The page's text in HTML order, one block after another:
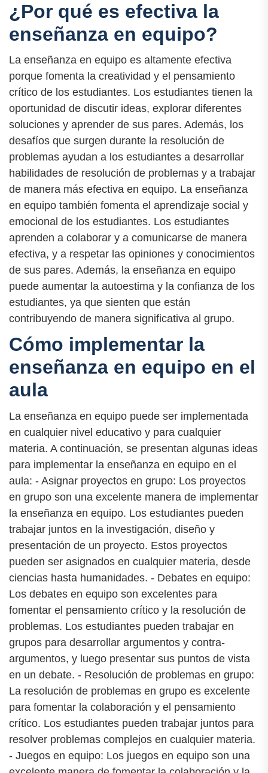
¿Por qué es efectiva la
enseñanza en equipo?
La enseñanza en equipo es altamente efectiva
porque fomenta la creatividad y el pensamiento
crítico de los estudiantes. Los estudiantes tienen la
oportunidad de discutir ideas, explorar diferentes
soluciones y aprender de sus pares. Además, los
desafíos que surgen durante la resolución de
problemas ayudan a los estudiantes a desarrollar
habilidades de resolución de problemas y a trabajar
de manera más efectiva en equipo. La enseñanza
en equipo también fomenta el aprendizaje social y
emocional de los estudiantes. Los estudiantes
aprenden a colaborar y a comunicarse de manera
efectiva, y a respetar las opiniones y conocimientos
de sus pares. Además, la enseñanza en equipo
puede aumentar la autoestima y la confianza de los
estudiantes, ya que sienten que están
contribuyendo de manera significativa al grupo.
Cómo implementar la
enseñanza en equipo en el
aula
La enseñanza en equipo puede ser implementada
en cualquier nivel educativo y para cualquier
materia. A continuación, se presentan algunas ideas
para implementar la enseñanza en equipo en el
aula: - Asignar proyectos en grupo: Los proyectos
en grupo son una excelente manera de implementar
la enseñanza en equipo. Los estudiantes pueden
trabajar juntos en la investigación, diseño y
presentación de un proyecto. Estos proyectos
pueden ser asignados en cualquier materia, desde
ciencias hasta humanidades. - Debates en equipo:
Los debates en equipo son excelentes para
fomentar el pensamiento crítico y la resolución de
problemas. Los estudiantes pueden trabajar en
grupos para desarrollar argumentos y contra-
argumentos, y luego presentar sus puntos de vista
en un debate. - Resolución de problemas en grupo:
La resolución de problemas en grupo es excelente
para fomentar la colaboración y el pensamiento
crítico. Los estudiantes pueden trabajar juntos para
resolver problemas complejos en cualquier materia.
- Juegos en equipo: Los juegos en equipo son una